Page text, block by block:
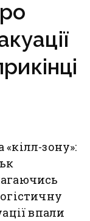
зону»:
впали